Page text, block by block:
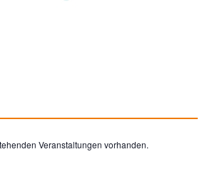
Veranstaltungen vorhanden.